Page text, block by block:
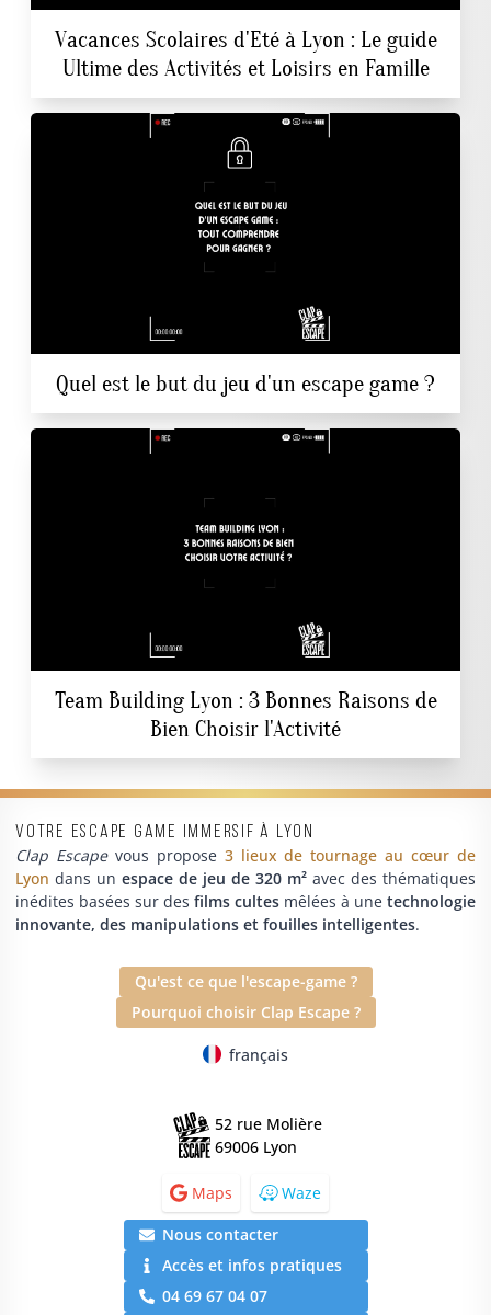
Vacances Scolaires d'Eté à Lyon : Le guide
Ultime des Activités et Loisirs en Famille
Quel est le but du jeu d'un escape game ?
Team Building Lyon : 3 Bonnes Raisons de
Bien Choisir l'Activité
Votre escape game immersif à Lyon
Clap Escapevous propose 3 lieux de tournage au cœur de
Lyon dans un espace de jeu de 320 m² avec des thématiques
inédites basées sur des films cultes mêlées à une technologie
innovante, des manipulations et fouilles intelligentes.
Qu'est ce que l'escape-game ?
Pourquoi choisir Clap Escape ?
français
52 rue Molière
69006 Lyon
Maps Waze
Nous contacter
Accès et infos pratiques
04 69 67 04 07